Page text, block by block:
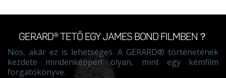
GERARD® TETŐ EGY JAMES BOND FILMBEN？
Nos, akár ez is lehetséges. A GERARD® történetének
kezdete mindenképpen olyan, mint egy kémfilm
forgatókönyve.